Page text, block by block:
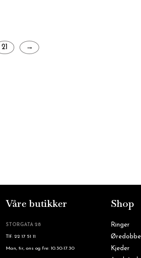
21 →
Våre butikker
STORGATA 28
Tlf: 22 17 51 11
Man, tir, ons og fre: 10.30-17.30
Shop
Ringer
Kjeder